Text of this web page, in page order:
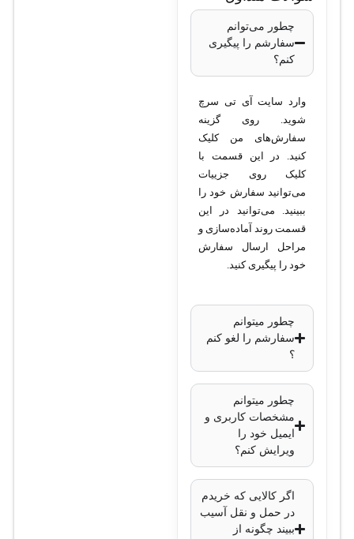
M1/S
تعداد کانال‌ها
کانال IP (تا 8
مگاپیکسل)
کیفیت ضبط :
پشتیبانی از
رزولوشن تا 4K
برای کانال‌های
HDTVI
فناوری
H.265 Pro+, H.265,
H.264+, H.264
HDMI (4K) و VGA
(1080p)
پشتیبانی از
ویژگی‌های هوشمند
ظرفیت هارد دیسک
چطور می‌توانم
سفارشم را پیگیری
کنم؟
وارد سایت آی تی سرچ
شوید. روی گزینه
سفارش‌های من کلیک
کنید. در این قسمت با
کلیک روی جزییات
می‌توانید سفارش خود را
ببینید. می‌توانید در این
قسمت روند آماده‌سازی و
مراحل ارسال سفارش
خود را پیگیری کنید.
چطور میتوانم
سفارشم را لغو کنم
؟
چطور میتوانم
مشخصات کاربری و
ایمیل خود را
ویرایش کنم؟
اگر کالایی که خریدم
در حمل و نقل آسیب
ببیند چگونه از